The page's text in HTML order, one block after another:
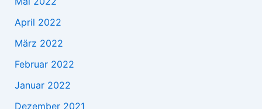
April 2022
März 2022
Februar 2022
Januar 2022
Dezember 2021